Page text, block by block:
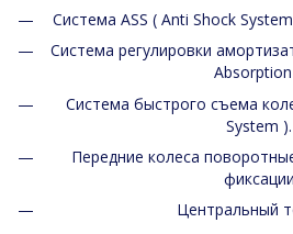
Система ASS ( Anti Shock
Система регулировки
Система быстрого съема
System ).
Передние колеса
фиксации
Центральный